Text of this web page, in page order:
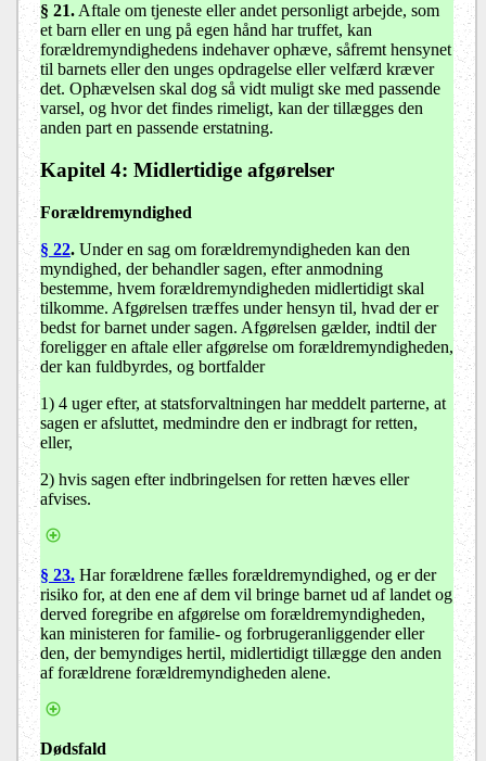
§ 21. Aftale om tjeneste eller andet personligt arbejde, som
et barn eller en ung på egen hånd har truffet, kan
forældremyndighedens indehaver ophæve, såfremt hensynet
til barnets eller den unges opdragelse eller velfærd kræver
det. Ophævelsen skal dog så vidt muligt ske med passende
varsel, og hvor det findes rimeligt, kan der tillægges den
anden part en passende erstatning.
Kapitel 4: Midlertidige afgørelser
Forældremyndighed
§ 22. Under en sag om forældremyndigheden kan den
myndighed, der behandler sagen, efter anmodning
bestemme, hvem forældremyndigheden midlertidigt skal
tilkomme. Afgørelsen træffes under hensyn til, hvad der er
bedst for barnet under sagen. Afgørelsen gælder, indtil der
foreligger en aftale eller afgørelse om forældremyndigheden,
der kan fuldbyrdes, og bortfalder
1) 4 uger efter, at statsforvaltningen har meddelt parterne, at
sagen er afsluttet, medmindre den er indbragt for retten,
eller,
2) hvis sagen efter indbringelsen for retten hæves eller
afvises.
§ 23. Har forældrene fælles forældremyndighed, og er der
risiko for, at den ene af dem vil bringe barnet ud af landet og
derved foregribe en afgørelse om forældremyndigheden,
kan ministeren for familie- og forbrugeranliggender eller
den, der bemyndiges hertil, midlertidigt tillægge den anden
af forældrene forældremyndigheden alene.
Dødsfald